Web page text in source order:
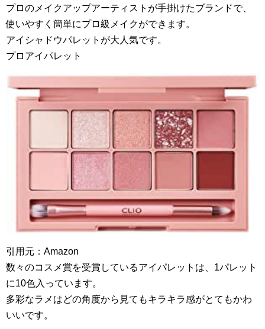
プロのメイクアップアーティストが手掛けたブランドで、
使いやすく簡単にプロ級メイクができます。
アイシャドウパレットが大人気です。
プロアイパレット
引用元：Amazon
数々のコスメ賞を受賞しているアイパレットは、1パレット
に10色入っています。
多彩なラメはどの角度から見てもキラキラ感がとてもかわ
いいです。